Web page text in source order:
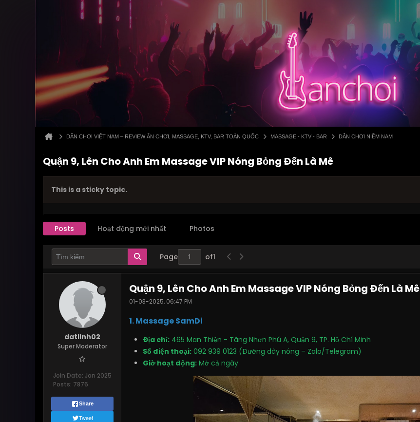
DÂN CHƠI VIỆT NAM – REVIEW ĂN CHƠI, MASSAGE, KTV, BAR TOÀN QUỐC MASSAGE - KTV - BAR DÂN CHƠI NIỀM NAM
Quận 9, Lên Cho Anh Em Massage VIP Nóng Bỏng Đến Là Mê
This is a sticky topic.
Posts Hoạt động mới nhất Photos
Page of1
datlinh02
Super Moderator
Join Date: Jan 2025
Posts: 7876
Share
Tweet
Quận 9, Lên Cho Anh Em Massage VIP Nóng Bỏng Đến Là Mê
01-03-2025, 06:47 PM
1. Massage SamDi
Địa chỉ: 465 Man Thiện - Tăng Nhơn Phú A, Quận 9, TP. Hồ Chí Minh
Số điện thoại: 092 939 0123 (Đường dây nóng – Zalo/Telegram)
Giờ hoạt động: Mở cả ngày